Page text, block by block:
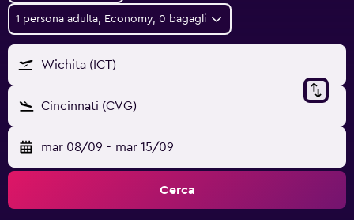
1 persona adulta, Economy, 0 bagagli
Wichita (ICT)
Cincinnati (CVG)
mar 08/09 - mar 15/09
Cerca